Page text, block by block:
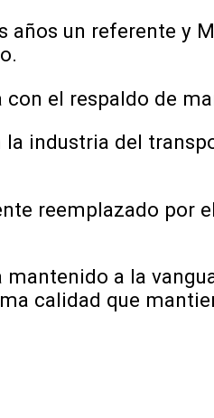
años un referente y
el respaldo de
industria del
reemplazado por
a la
calidad que